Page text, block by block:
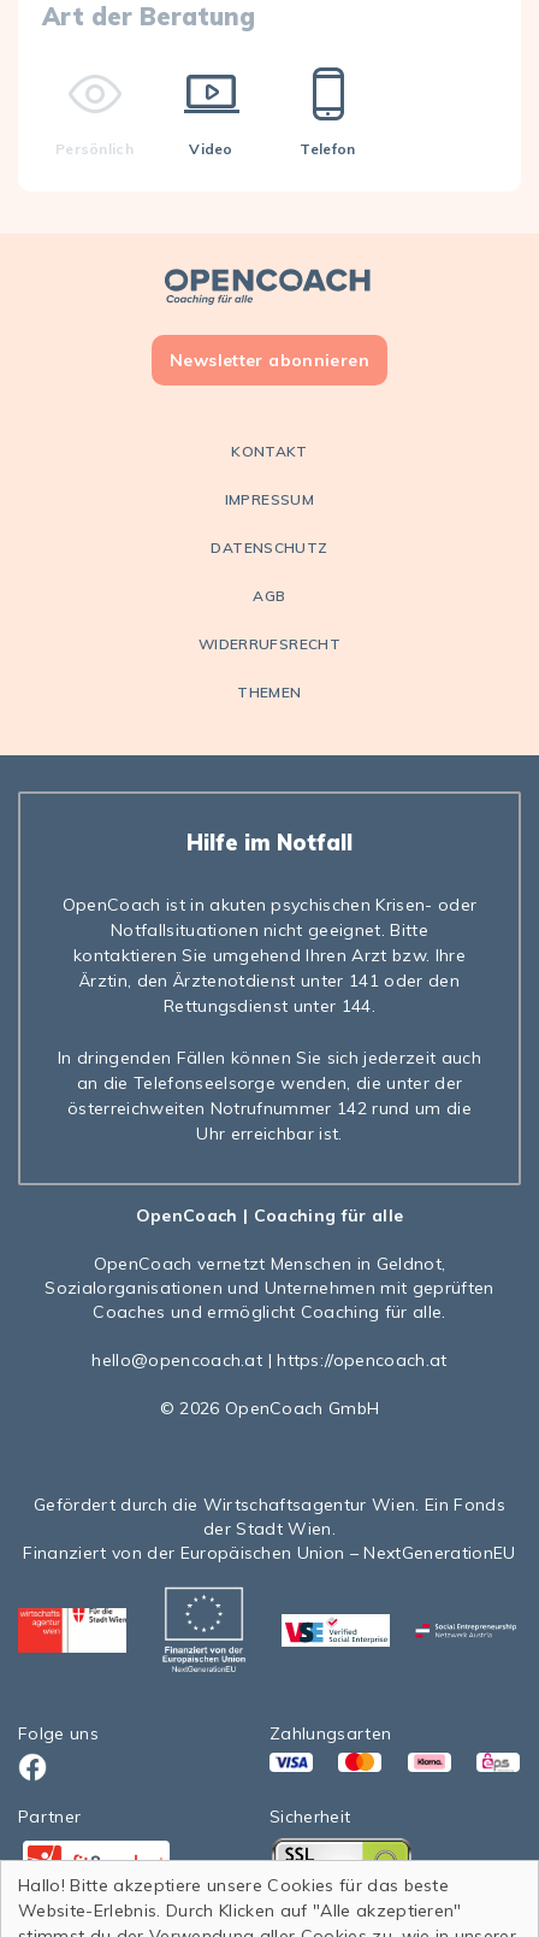
Art der Beratung
Persönlich Video Telefon
Open Coach
KONTAKT
IMPRESSUM
DATENSCHUTZ
AGB
WIDERRUFSRECHT
THEMEN
Newsletter abonnieren
Hilfe im Notfall
OpenCoach ist in akuten psychischen Krisen- oder
Notfallsituationen nicht geeignet. Bitte
kontaktieren Sie umgehend Ihren Arzt bzw. Ihre
Ärztin, den Ärztenotdienst unter 141 oder den
Rettungsdienst unter 144.
In dringenden Fällen können Sie sich jederzeit auch
an die Telefonseelsorge wenden, die unter der
österreichweiten Notrufnummer 142 rund um die
Uhr erreichbar ist.
OpenCoach | Coaching für alle
OpenCoach vernetzt Menschen in Geldnot,
Sozialorganisationen und Unternehmen mit geprüften
Coaches und ermöglicht Coaching für alle.
hello@opencoach.at |https://opencoach.at
© 2026 OpenCoach GmbH
Gefördert durch die Wirtschaftsagentur Wien. Ein Fonds
der Stadt Wien.
Finanziert von der Europäischen Union – NextGenerationEU
Folge uns
Facebook
Partner
Zahlungsarten
VISA
MastercardKlarna eps>
Sicherheit
Facebook
Hallo! Bitte akzeptiere unsere Cookies für das beste
Website-Erlebnis. Durch Klicken auf "Alle akzeptieren"